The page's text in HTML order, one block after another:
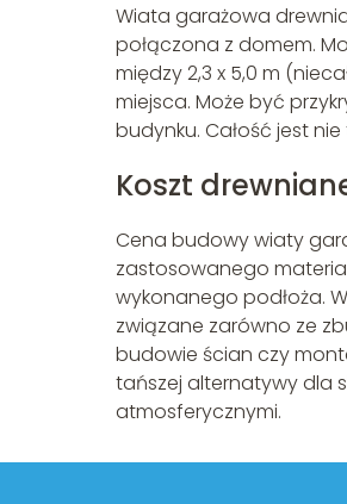
Wiata garażowa
połączona z domem.
między 2,3 x 5,0 m
miejsca. Może być
budynku. Całość jest
Koszt
Cena budowy wiaty
zastosowanego
wykonanego podłoża.
związane zarówno ze
budowie ścian czy
tańszej alternatywy dla
atmosferycznymi.